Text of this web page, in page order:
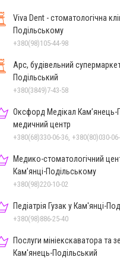
Viva Dent - стоматологічна
Подільському
+380(98)105-44-98
Арс, будівельний
Подільський
+380(3849)7-43-58
Оксфорд Медікал Кам’янець-
медичний центр
+380(68)330-06-36, +380(80)030-
Медико-стоматологічний
Кам’янці-Подільському
+380(98)220-10-02
Педіатрія Гузак у Кам'янці-
+380(98)886-25-40
Послуги мініекскаватора та
Кам'янець-Подільський